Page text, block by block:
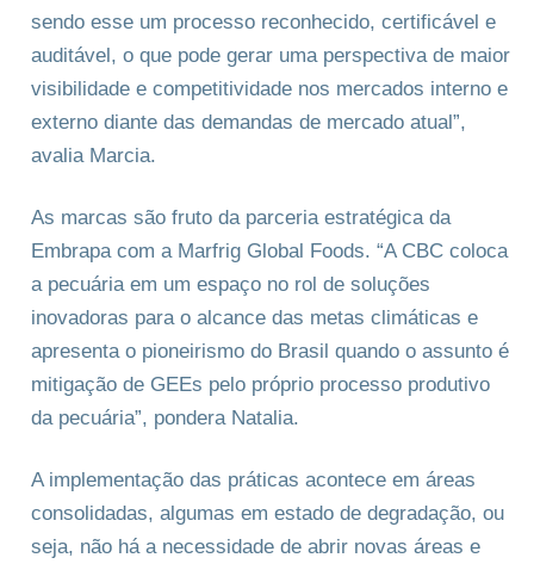
sendo esse um processo reconhecido, certificável e
auditável, o que pode gerar uma perspectiva de maior
visibilidade e competitividade nos mercados interno e
externo diante das demandas de mercado atual”,
avalia Marcia.
As marcas são fruto da parceria estratégica da
Embrapa com a Marfrig Global Foods. “A CBC coloca
a pecuária em um espaço no rol de soluções
inovadoras para o alcance das metas climáticas e
apresenta o pioneirismo do Brasil quando o assunto é
mitigação de GEEs pelo próprio processo produtivo
da pecuária”, pondera Natalia.
A implementação das práticas acontece em áreas
consolidadas, algumas em estado de degradação, ou
seja, não há a necessidade de abrir novas áreas e